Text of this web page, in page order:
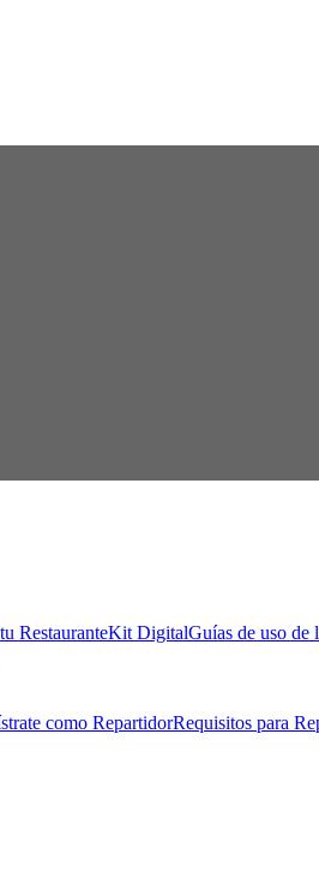
RestauranteKit DigitalGuías de uso de
como RepartidorRequisitos para